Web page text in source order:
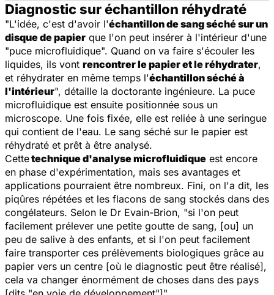
Diagnostic sur échantillon réhydraté
"L'idée, c'est d'avoir l'échantillon de sang séché sur un
disque de papier que l'on peut insérer à l'intérieur d'une
"puce microfluidique". Quand on va faire s'écouler les
liquides, ils vont rencontrer le papier et le réhydrater,
et réhydrater en même temps l'échantillon séché à
l'intérieur", détaille la doctorante ingénieure. La puce
microfluidique est ensuite positionnée sous un
microscope. Une fois fixée, elle est reliée à une seringue
qui contient de l'eau. Le sang séché sur le papier est
réhydraté et prêt à être analysé.
Cettetechnique d'analyse microfluidique est encore
en phase d'expérimentation, mais ses avantages et
applications pourraient être nombreux. Fini, on l'a dit, les
piqûres répétées et les flacons de sang stockés dans des
congélateurs. Selon le Dr Evain-Brion, "si l'on peut
facilement prélever une petite goutte de sang, [ou] un
peu de salive à des enfants, et si l'on peut facilement
faire transporter ces prélèvements biologiques grâce au
papier vers un centre [où le diagnostic peut être réalisé],
cela va changer énormément de choses dans des pays